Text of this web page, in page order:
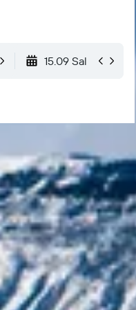
15.09 Sal